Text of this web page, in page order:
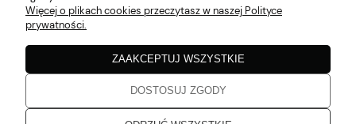
INFORMACJE
O NAS
Więcej o plikach cookies przeczytasz w naszej Polityce
prywatności.
DOSTOSUJ ZGODY
ZAAKCEPTUJ WSZYSTKIE